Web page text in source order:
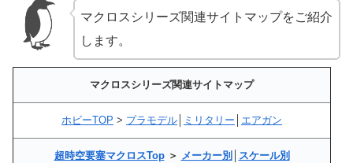
マクロスシリーズ関連サイトマップをご紹介
します。
マクロスシリーズ関連サイトマップ
ホビーTOP > プラモデル ミリタリー エアガン
超時空要塞マクロスTop＞ メーカー別 スケール別